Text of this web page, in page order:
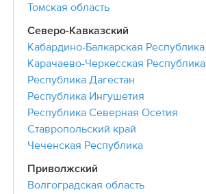
Томская область
Северо-Кавказский
Кабардино-Балкарская Республика
Карачаево-Черкесская Республика
Республика Дагестан
Республика Ингушетия
Республика Северная Осетия
Ставропольский край
Чеченская Республика
Приволжский
Волгоградская область